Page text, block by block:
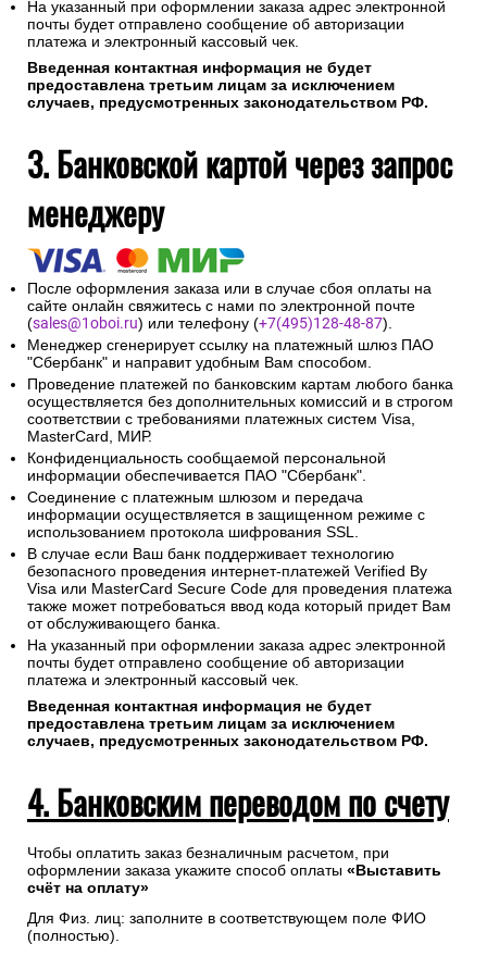
На указанный при оформлении заказа адрес электронной
почты будет отправлено сообщение об авторизации
платежа и электронный кассовый чек.
Введенная контактная информация не будет
предоставлена третьим лицам за исключением
случаев, предусмотренных законодательством РФ.
3. Банковской картой через запрос
менеджеру
После оформления заказа или в случае сбоя оплаты на
сайте онлайн свяжитесь с нами по электронной почте
(sales@1oboi.ru) или телефону (+7(495)128-48-87).
Менеджер сгенерирует ссылку на платежный шлюз ПАО
"Сбербанк" и направит удобным Вам способом.
Проведение платежей по банковским картам любого банка
осуществляется без дополнительных комиссий и в строгом
соответствии с требованиями платежных систем Visa,
MasterCard, МИР.
Конфиденциальность сообщаемой персональной
информации обеспечивается ПАО "Сбербанк".
Соединение с платежным шлюзом и передача
информации осуществляется в защищенном режиме с
использованием протокола шифрования SSL.
В случае если Ваш банк поддерживает технологию
безопасного проведения интернет-платежей Verified By
Visa или MasterCard Secure Code для проведения платежа
также может потребоваться ввод кода который придет Вам
от обслуживающего банка.
На указанный при оформлении заказа адрес электронной
почты будет отправлено сообщение об авторизации
платежа и электронный кассовый чек.
Введенная контактная информация не будет
предоставлена третьим лицам за исключением
случаев, предусмотренных законодательством РФ.
4. Банковским переводом по счету
Чтобы оплатить заказ безналичным расчетом, при
оформлении заказа укажите способ оплаты «Выставить
счёт на оплату»
Для Физ. лиц: заполните в соответствующем поле ФИО
(полностью).